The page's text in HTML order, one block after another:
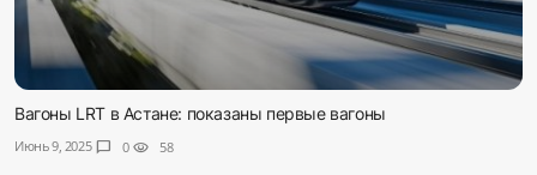
Вагоны LRT в Астане: показаны первые вагоны
Июнь 9, 2025 chat_bubble 0 visibility 58